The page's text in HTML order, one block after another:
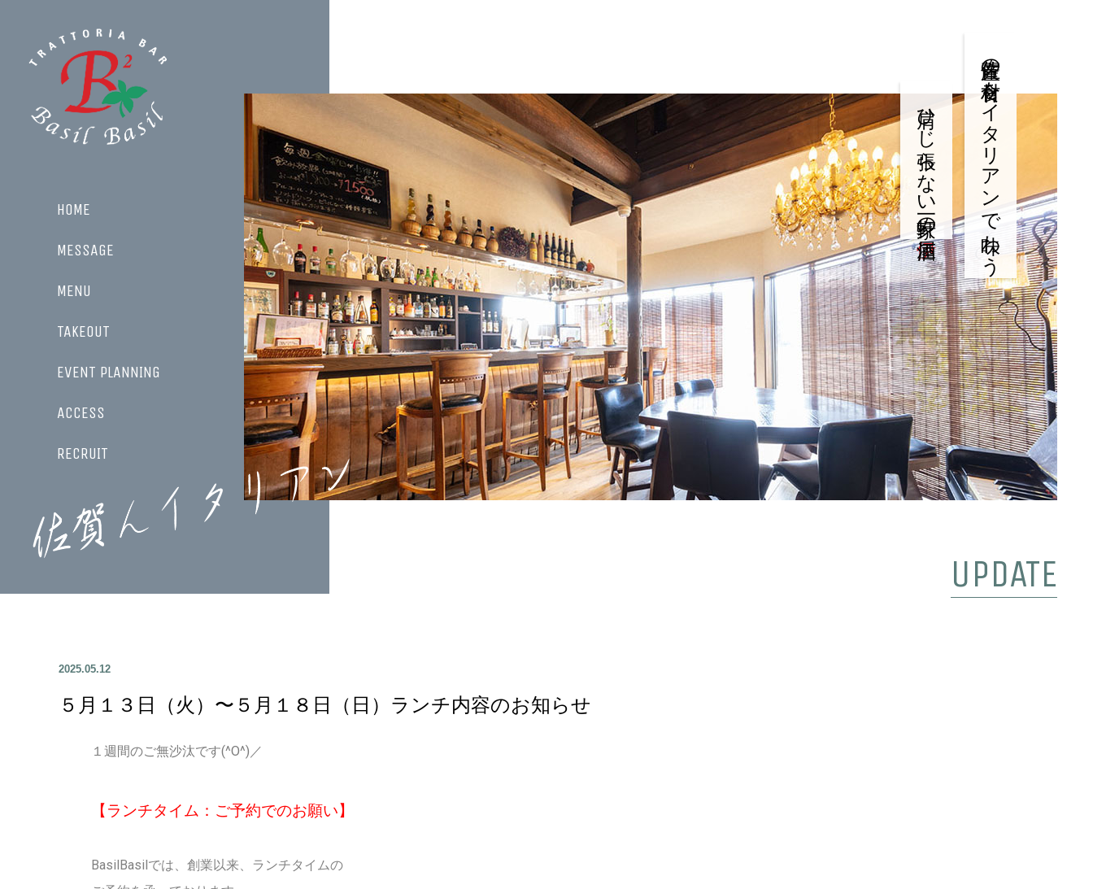
HOME
MESSAGE
MENU
TAKEOUT
EVENT PLANNING
ACCESS
RECRUIT
佐賀産の食材をイタリアンで味わう
肩ひじ張らない一軒家の
UPDATE
2025.05.12
５月１３日（火）〜５月１８日（日）ランチ内容のお知らせ
１週間のご無沙汰です(^O^)／
【ランチタイム：ご予約でのお願い】
BasilBasilでは、創業以来、ランチタイムの